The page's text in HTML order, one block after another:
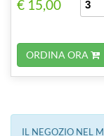
€ 15,00
ORDINA ORA
IL NEGOZIO NEL